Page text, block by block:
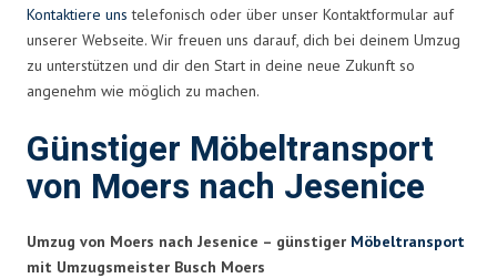
Kontaktiere uns telefonisch oder über unser Kontaktformular auf
unserer Webseite. Wir freuen uns darauf, dich bei deinem Umzug
zu unterstützen und dir den Start in deine neue Zukunft so
angenehm wie möglich zu machen.
Günstiger Möbeltransport
von Moers nach Jesenice
Umzug von Moers nach Jesenice – günstiger Möbeltransport
mit Umzugsmeister Busch Moers